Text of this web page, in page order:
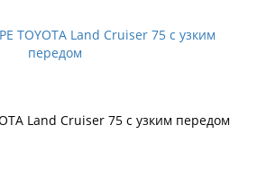
Land Cruiser 75 с узким передом